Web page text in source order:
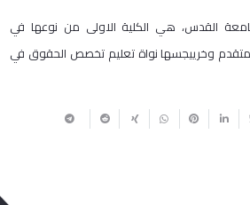
القدس، هي الكلية الاولى من نوعها في
وخرييجسها نواة تعليم تخصص الحقوق في